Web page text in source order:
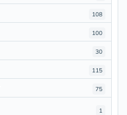
108
100
30
115
75
1